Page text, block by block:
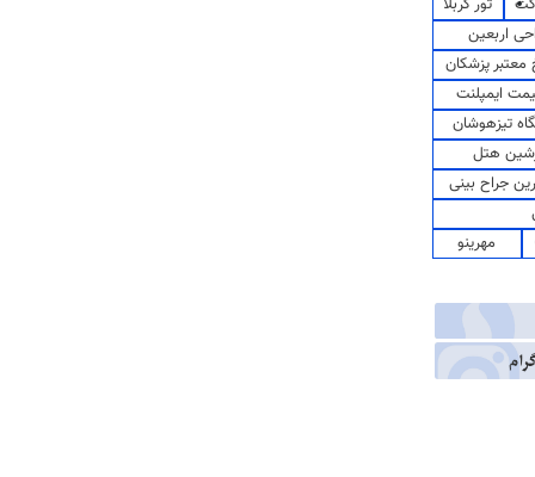
اربعین
پزشکان
ایمپلنت
تیزهوشان
هتل
جراح بینی
مهرینو